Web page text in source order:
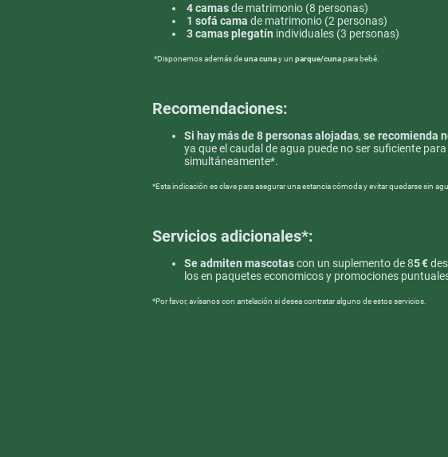
4 camasde matrimonio (8 personas)
1 sofá cama de matrimonio (2 personas)
3 camas plegatín individuales (3 personas)
*Disponemos además deuna cunay unparque/cunapara bebé.
Recomendaciones:
Si hay más de 8 personas alojadas,se recomienda
ya que el caudal de agua puede no ser suficiente
simultáneamente*.
*Esta indicación es clave para asegurar una estancia cómoda y evitar quedarse sin
Servicios adicionales*:
Se admiten mascotascon un suplemento de 85 €
los en paquetes economicos y promociones
*Por favor, avísanos con antelación si desea contratar alguno de estos servicios.